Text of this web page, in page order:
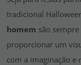
tradicional
homem são
proporcionar um
com a imaginação e